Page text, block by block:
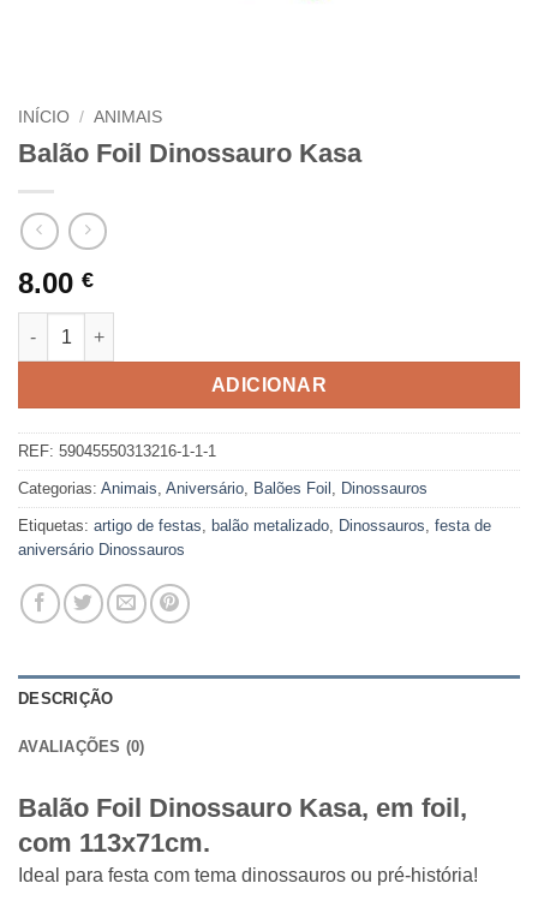
INÍCIO / ANIMAIS
Balão Foil Dinossauro Kasa
8.00 €
Quantidade de Balão Foil Dinossauro Kasa
ADICIONAR
REF: 59045550313216-1-1-1
Categorias: Animais, Aniversário, Balões Foil , Dinossauros
Etiquetas: artigo de festas, balão metalizado, Dinossauros, festa de
aniversário Dinossauros
DESCRIÇÃO
AVALIAÇÕES (0)
Balão Foil Dinossauro Kasa, em foil,
com 113x71cm.
Ideal para festa com tema dinossauros ou pré-história!